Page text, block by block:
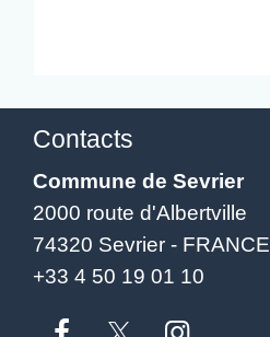
Contacts
Commune de Sevrier
2000 route d'Albertville
74320 Sevrier - FRANCE
+33 4 50 19 01 10